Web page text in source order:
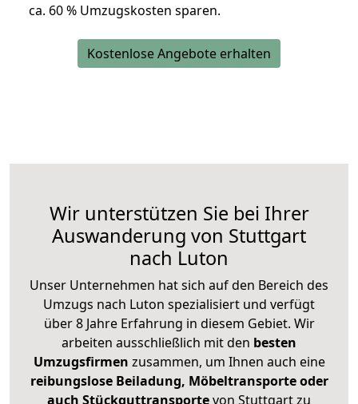
ca. 60 % Umzugskosten sparen.
Kostenlose Angebote erhalten
Wir unterstützen Sie bei Ihrer
Auswanderung von Stuttgart
nach Luton
Unser Unternehmen hat sich auf den Bereich des
Umzugs nach Luton spezialisiert und verfügt
über 8 Jahre Erfahrung in diesem Gebiet. Wir
arbeiten ausschließlich mit den besten
Umzugsfirmen zusammen, um Ihnen auch eine
reibungslose Beiladung, Möbeltransporte oder
auch Stückguttransportevon Stuttgart zu